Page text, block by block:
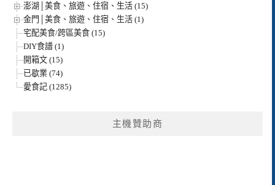
澎湖│美食、旅遊、住宿、生活 (15)
金門│美食、旅遊、住宿、生活 (1)
宅配美食/跨區美食 (15)
DIY食譜 (1)
開箱文 (15)
已歇業 (74)
愛食記 (1285)
主機贊助商